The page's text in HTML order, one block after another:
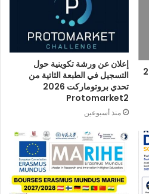
إعلان عن ورشة تكوينية حول
التسجيل في الطبعة الثاتية من
تحدي بروتوماركت 2026
Protomarket2
منذ أسبوعين